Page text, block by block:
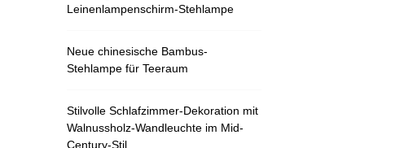
Leinenlampenschirm-Stehlampe
Neue chinesische Bambus-
Stehlampe für Teeraum
Stilvolle Schlafzimmer-Dekoration mit
Walnussholz-Wandleuchte im Mid-
Century-Stil